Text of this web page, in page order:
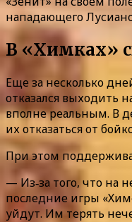
нападающего
В «Химках»
Еще за несколько
отказался выходить
вполне реальным. В
их отказаться от
При этом
— Из‑за того, что на
последние игры
уйдут. Им терять